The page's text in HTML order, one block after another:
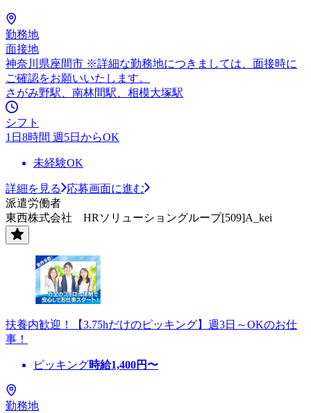
勤務地
面接地
神奈川県座間市 ※詳細な勤務地につきましては、面接時に
ご確認をお願いいたします。
さがみ野駅、南林間駅、相模大塚駅
シフト
1日8時間 週5日からOK
未経験OK
詳細を見る
応募画面に進む
派遣労働者
東西株式会社 HRソリューショングループ[509]A_kei
扶養内歓迎！【3.75hだけのピッキング】週3日～OKのお仕
事！
ピッキング時給1,400円〜
勤務地